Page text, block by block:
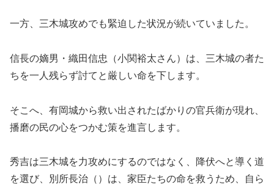
一方、三木城攻めでも緊迫した状況が続いていました。
信長の嫡男・織田信忠（小関裕太さん）は、三木城の者た
ちを一人残らず討てと厳しい命を下します。
そこへ、有岡城から救い出されたばかりの官兵衛が現れ、
播磨の民の心をつかむ策を進言します。
秀吉は三木城を力攻めにするのではなく、降伏へと導く道
を選び、別所長治（）は、家臣たちの命を救うため、自ら